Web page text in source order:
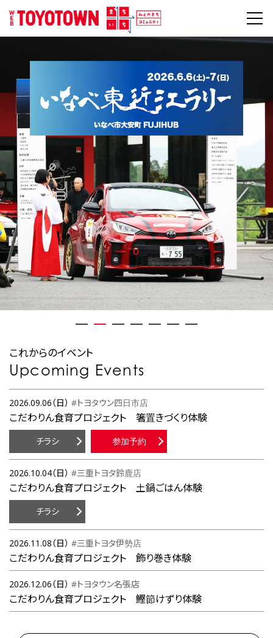
これからのイベント
Upcoming Events
2026.09.06（日） #トヨタウン四日市店
こだわりん食育プロジェクト 箸置きづくり体験
チラシ 参加予約
2026.10.04（日） #三重トヨタ鈴鹿店
こだわりん食育プロジェクト 土鍋ごはん体験
チラシ
2026.11.08（日） #三重トヨタ伊勢店
こだわりん食育プロジェクト 飾り巻き体験
2026.12.06（日） #トヨタウン名張店
こだわりん食育プロジェクト 鰹節けずり体験